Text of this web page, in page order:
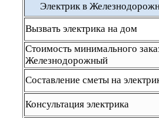
Электрик в
Вызвать электрика на дом
Стоимость минимального
Железнодорожный
Составление сметы на
Консультация электрика